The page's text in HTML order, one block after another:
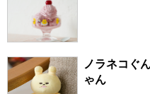
ノラネコぐ
ゃん